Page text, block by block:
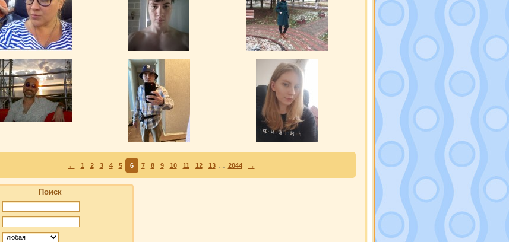
ОЛЬГА Леонидовн [19] o go NikaSol [15]
DrakoshaGaro [23] Boomerang [7] Бубсинка [13]
←
1 2 3 4 5 6 7 8 9 10 11 12 13 2044 →
Поиск